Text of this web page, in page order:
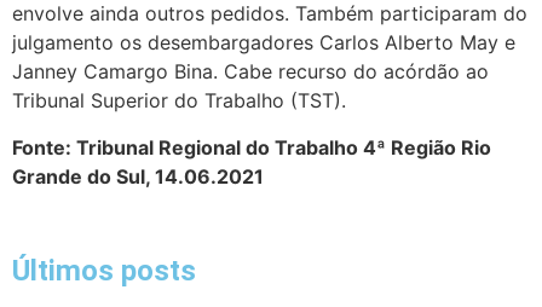
envolve ainda outros pedidos. Também participaram do
julgamento os desembargadores Carlos Alberto May e
Janney Camargo Bina. Cabe recurso do acórdão ao
Tribunal Superior do Trabalho (TST).
Fonte: Tribunal Regional do Trabalho 4ª Região Rio
Grande do Sul, 14.06.2021
Últimos posts